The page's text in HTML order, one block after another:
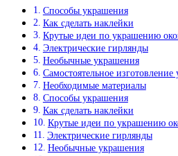
Способы украшения
Как сделать наклейки
Крутые идеи по украшению
Электрические гирлянды
Необычные украшения
Самостоятельное
Необходимые материалы
Способы украшения
Как сделать наклейки
Крутые идеи по украшению
Электрические гирлянды
Необычные украшения